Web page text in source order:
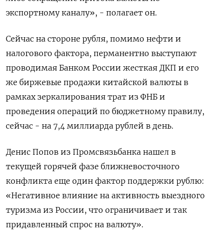
экспортному каналу», - полагает он.
Сейчас на стороне рубля, помимо нефти и
налогового фактора, перманентно выступают
проводимая Банком России жесткая ДКП и его
же биржевые продажи китайской валюты в
рамках зеркалирования трат из ФНБ и
проведения операций по бюджетному правилу,
сейчас - на 7,4 миллиарда рублей в день.
Денис Попов из Промсвязьбанка нашел в
текущей горячей фазе ближневосточного
конфликта еще один фактор поддержки рублю:
«Негативное влияние на активность выездного
туризма из России, что ограничивает и так
придавленный спрос на валюту».